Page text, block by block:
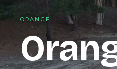
ORANGE